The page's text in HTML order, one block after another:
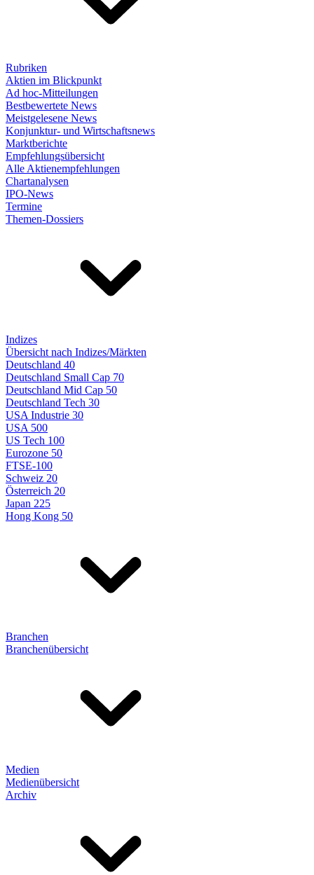
Rubriken
Aktien im Blickpunkt
Ad hoc-Mitteilungen
Bestbewertete News
Meistgelesene News
Konjunktur- und Wirtschaftsnews
Marktberichte
Empfehlungsübersicht
Alle Aktienempfehlungen
Chartanalysen
IPO-News
Termine
Themen-Dossiers
Indizes
Übersicht nach Indizes/Märkten
Deutschland 40
Deutschland Small Cap 70
Deutschland Mid Cap 50
Deutschland Tech 30
USA Industrie 30
USA 500
US Tech 100
Eurozone 50
FTSE-100
Schweiz 20
Österreich 20
Japan 225
Hong Kong 50
Branchen
Branchenübersicht
Medien
Medienübersicht
Archiv